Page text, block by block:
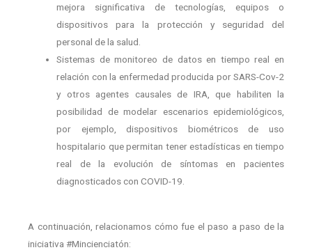
mejora significativa de tecnologías, equipos o
dispositivos para la protección y seguridad del
personal de la salud.
Sistemas de monitoreo de datos en tiempo real en
relación con la enfermedad producida por SARS-Cov-2
y otros agentes causales de IRA, que habiliten la
posibilidad de modelar escenarios epidemiológicos,
por ejemplo, dispositivos biométricos de uso
hospitalario que permitan tener estadísticas en tiempo
real de la evolución de síntomas en pacientes
diagnosticados con COVID-19.
A continuación, relacionamos cómo fue el paso a paso de la
iniciativa #Mincienciatón: